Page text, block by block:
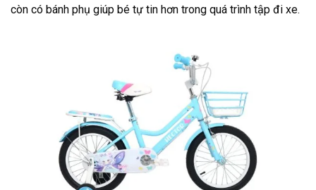
còn có bánh phụ giúp bé tự tin hơn trong quá trình tập đi xe.